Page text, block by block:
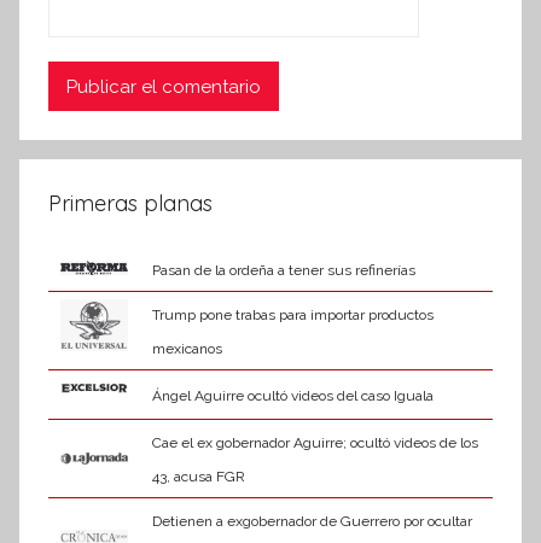
Primeras planas
Pasan de la ordeña a tener sus refinerías
Trump pone trabas para importar productos
mexicanos
Ángel Aguirre ocultó videos del caso Iguala
Cae el ex gobernador Aguirre; ocultó videos de los
43, acusa FGR
Detienen a exgobernador de Guerrero por ocultar